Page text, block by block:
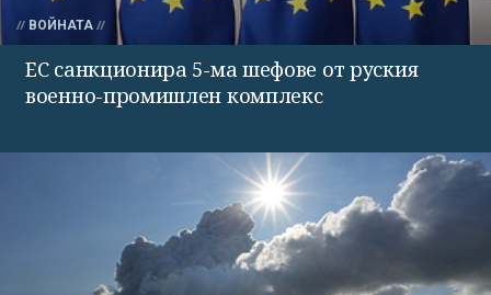
ВОЙНАТА
ЕС санкционира 5-ма шефове от руския
военно-промишлен комплекс